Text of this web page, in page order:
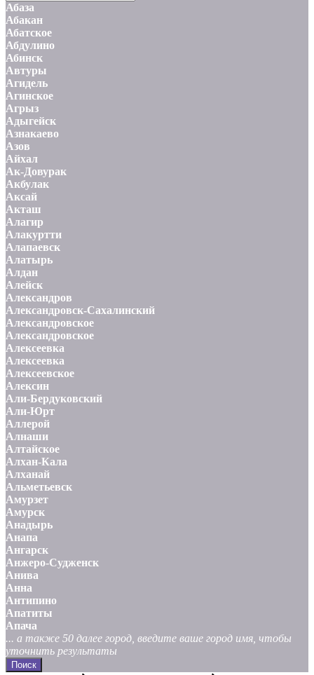
Абаза
Абакан
Абатское
Абдулино
Абинск
Автуры
Агидель
Агинское
Агрыз
Адыгейск
Азнакаево
Азов
Айхал
Ак-Довурак
Акбулак
Аксай
Акташ
Алагир
Алакуртти
Алапаевск
Алатырь
Алдан
Алейск
Александров
Александровск-Сахалинский
Александровское
Александровское
Алексеевка
Алексеевка
Алексеевское
Алексин
Али-Бердуковский
Али-Юрт
Аллерой
Алнаши
Алтайское
Алхан-Кала
Алханай
Альметьевск
Амурзет
Амурск
Анадырь
Анапа
Ангарск
Анжеро-Судженск
Анива
Анна
Антипино
Апатиты
Апача
... а также 50 далее город, введите ваше город имя, чтобы
уточнить результаты
Поиск